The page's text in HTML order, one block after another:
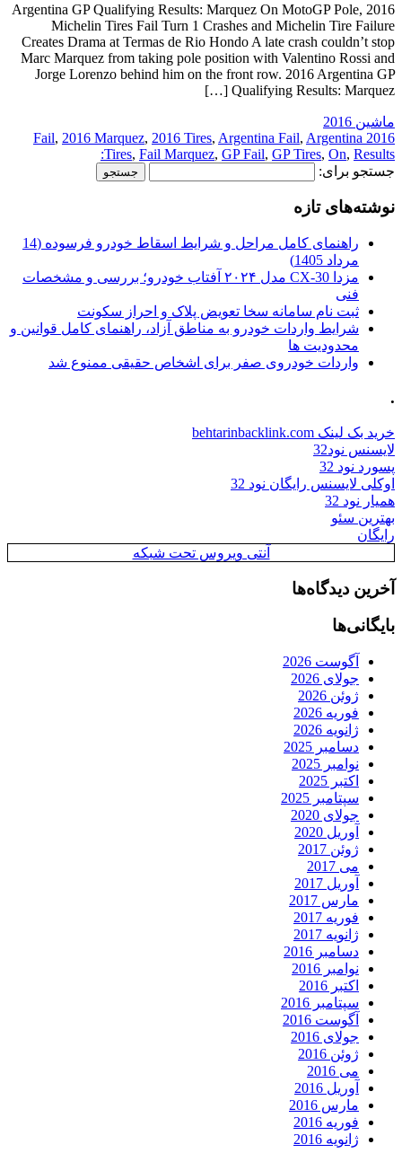
2016 Argentina GP Qualifying Results: Marquez On MotoGP Pole,
Michelin Tires Fail Turn 1 Crashes and Michelin Tire Failure
Creates Drama at Termas de Rio Hondo A late crash couldn’t stop
Marc Marquez from taking pole position with Valentino Rossi and
Jorge Lorenzo behind him on the front row. 2016 Argentina GP
Qualifying Results: Marquez […]
ماشین 2016
2016 Fail
, 2016 Marquez, 2016 Tires, Argentina Fail, Argentina
Tires, Fail Marquez, GP Fail, GP Tires, On, Results:
جستجو برای:
نوشته‌های تازه
راهنمای کامل مراحل و شرایط اسقاط خودرو فرسوده (14
مرداد 1405)
مزدا CX-30 مدل ۲۰۲۴ آفتاب خودرو؛ بررسی و مشخصات
فنی
ثبت نام سامانه سخا تعویض پلاک و احراز سکونت
شرایط واردات خودرو به مناطق آزاد، راهنمای کامل قوانین و
محدودیت ها
واردات خودروی صفر برای اشخاص حقیقی ممنوع شد
.
خرید بک لینک behtarinbacklink.com
لایسنس نود32
پسورد نود 32
اوکلی لایسنس رایگان نود 32
همیار نود 32
بهترین سئو
رایگان
آنتی ویروس تحت شبکه
آخرین دیدگاه‌ها
بایگانی‌ها
آگوست 2026
جولای 2026
ژوئن 2026
فوریه 2026
ژانویه 2026
دسامبر 2025
نوامبر 2025
اکتبر 2025
سپتامبر 2025
جولای 2020
آوریل 2020
ژوئن 2017
می 2017
آوریل 2017
مارس 2017
فوریه 2017
ژانویه 2017
دسامبر 2016
نوامبر 2016
اکتبر 2016
سپتامبر 2016
آگوست 2016
جولای 2016
ژوئن 2016
می 2016
آوریل 2016
مارس 2016
فوریه 2016
ژانویه 2016